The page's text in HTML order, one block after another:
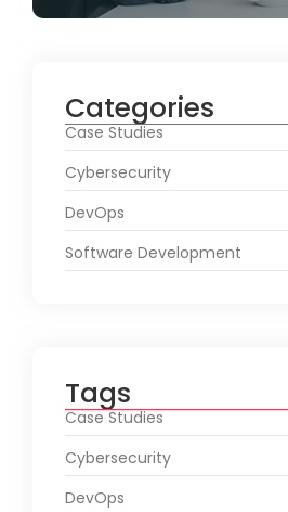
Categories
Case Studies
Cybersecurity
DevOps
Software Development
Tags
Case Studies
Cybersecurity
DevOps